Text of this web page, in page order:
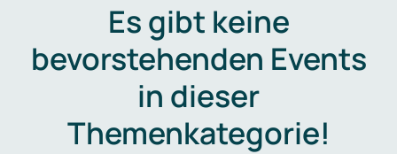
Es gibt keine
bevorstehenden Events
in dieser
Themenkategorie!